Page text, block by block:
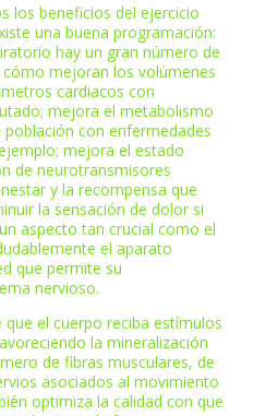
los beneficios del ejercicio
una buena programación:
hay un gran número de
mejoran los volúmenes
cardiacos con
mejora el metabolismo
con enfermedades
mejora el estado
de neurotransmisores
y la recompensa que
la sensación de dolor si
aspecto tan crucial como el
el aparato
que permite su
nervioso.
que el cuerpo reciba estímulos
la mineralización
de fibras musculares, de
asociados al movimiento
optimiza la calidad con que